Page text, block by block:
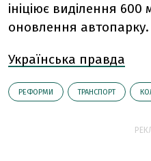
ініціює виділення 600
оновлення автопарку.
Українська правда
РЕФОРМИ ТРАНСПОРТ